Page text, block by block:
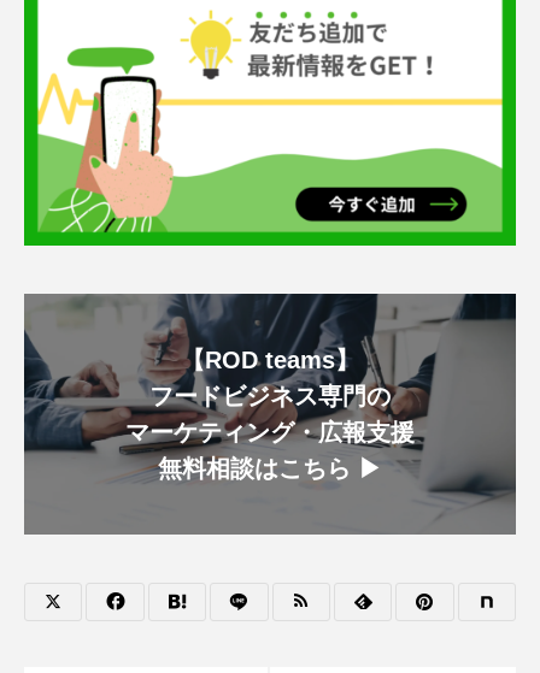
【ROD teams】
フードビジネス専門の
マーケティング・広報支援
無料相談はこちら ▶︎